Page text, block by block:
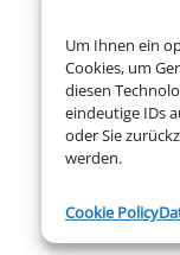
Um Ihnen ein
Cookies, um
diesen
eindeutige IDs
oder Sie
werden.
Cookie Policy